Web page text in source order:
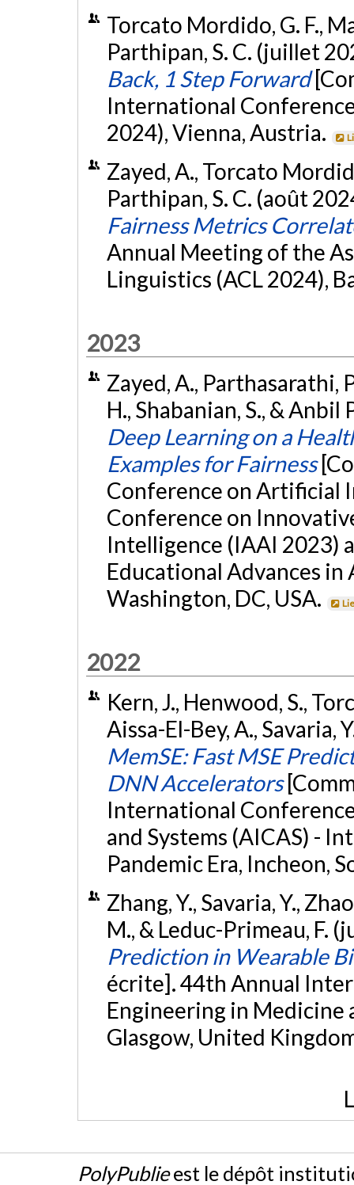
Torcato Mordido, G. F.,
Parthipan, S. C. (juillet
Back, 1 Step Forward
International
2024), Vienna, Austria.
Zayed, A., Torcato
Parthipan, S. C. (août
Fairness Metrics
Annual Meeting of the
Linguistics (ACL 2024),
2023
Zayed, A., Parthasarathi,
H., Shabanian, S., &
Deep Learning on a
Examples for Fairness
Conference on Artificial
Conference on
Intelligence (IAAI 2023)
Educational Advances
Washington, DC, USA.
2022
Kern, J., Henwood, S.,
Aissa-El-Bey, A., Savaria,
MemSE: Fast MSE
DNN Accelerators
International
and Systems (AICAS) -
Pandemic Era, Incheon,
Zhang, Y., Savaria, Y.,
M., & Leduc-Primeau, F.
Prediction in Wearable
écrite]. 44th Annual
Engineering in Medicine
Glasgow, United
PolyPublieest le dépôt